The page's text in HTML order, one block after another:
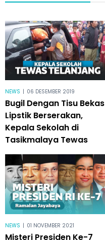
NEWS | 06 DESEMBER 2019
Bugil Dengan Tisu Bekas
Lipstik Berserakan,
Kepala Sekolah di
Tasikmalaya Tewas
NEWS | 01 NOVEMBER 2021
Misteri Presiden Ke-7